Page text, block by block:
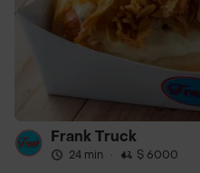
Frank Truck
24 min · $ 6000